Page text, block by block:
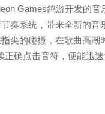
Games鸽游开发的
奏系统，带来全新的
尖的碰撞，在歌曲高
确点击音符，便能迅